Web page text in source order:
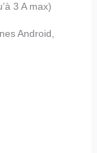
3 A max)
Android,